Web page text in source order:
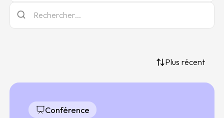
Plus récent
Conférence